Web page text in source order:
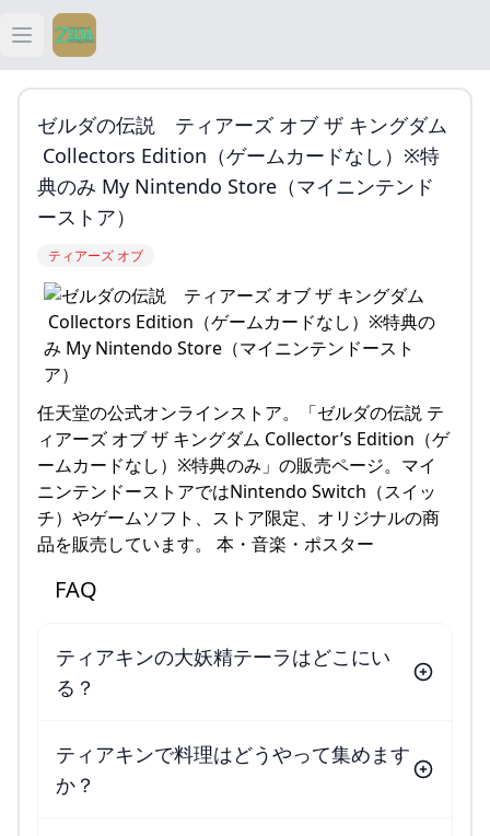
Open main menu
ティアキン
ティアキン 祠
ティアキン 武器
ゼルダの伝説 ティアーズ オブ ザ キングダム
Collectors Edition（ゲームカードなし）※特
典のみ My Nintendo Store（マイニンテンド
ーストア）
ティアーズ オブ
任天堂の公式オンラインストア。「ゼルダの伝説 テ
ィアーズ オブ ザ キングダム Collector’s Edition（ゲ
ームカードなし）※特典のみ」の販売ページ。マイ
ニンテンドーストアではNintendo Switch（スイッ
チ）やゲームソフト、ストア限定、オリジナルの商
品を販売しています。 本・音楽・ポスター
FAQ
ティアキンの大妖精テーラはどこにい
る？
ティアキンで料理はどうやって集めます
か？